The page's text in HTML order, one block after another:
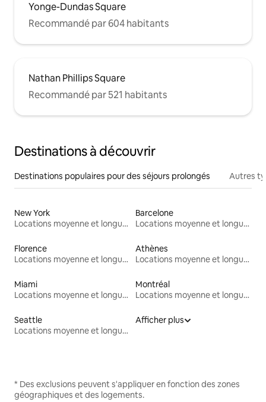
Yonge-Dundas Square
Recommandé par 604 habitants
Nathan Phillips Square
Recommandé par 521 habitants
Destinations à découvrir
Destinations populaires pour des séjours prolongés Autres
New York
Locations moyenne et longue durée
Barcelone
Locations moyenne et longue durée
Florence
Locations moyenne et longue durée
Athènes
Locations moyenne et longue durée
Miami
Locations moyenne et longue durée
Montréal
Locations moyenne et longue durée
Seattle
Locations moyenne et longue durée
Afficher plus
* Des exclusions peuvent s'appliquer en fonction des zones
géographiques et des logements.